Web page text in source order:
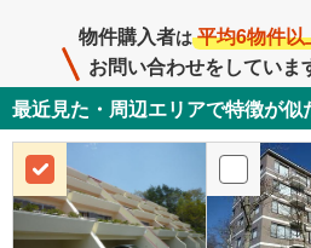
物件購入者は 平均6物件以
お問い合わせをしていま
最近見た・周辺エリアで特徴が似